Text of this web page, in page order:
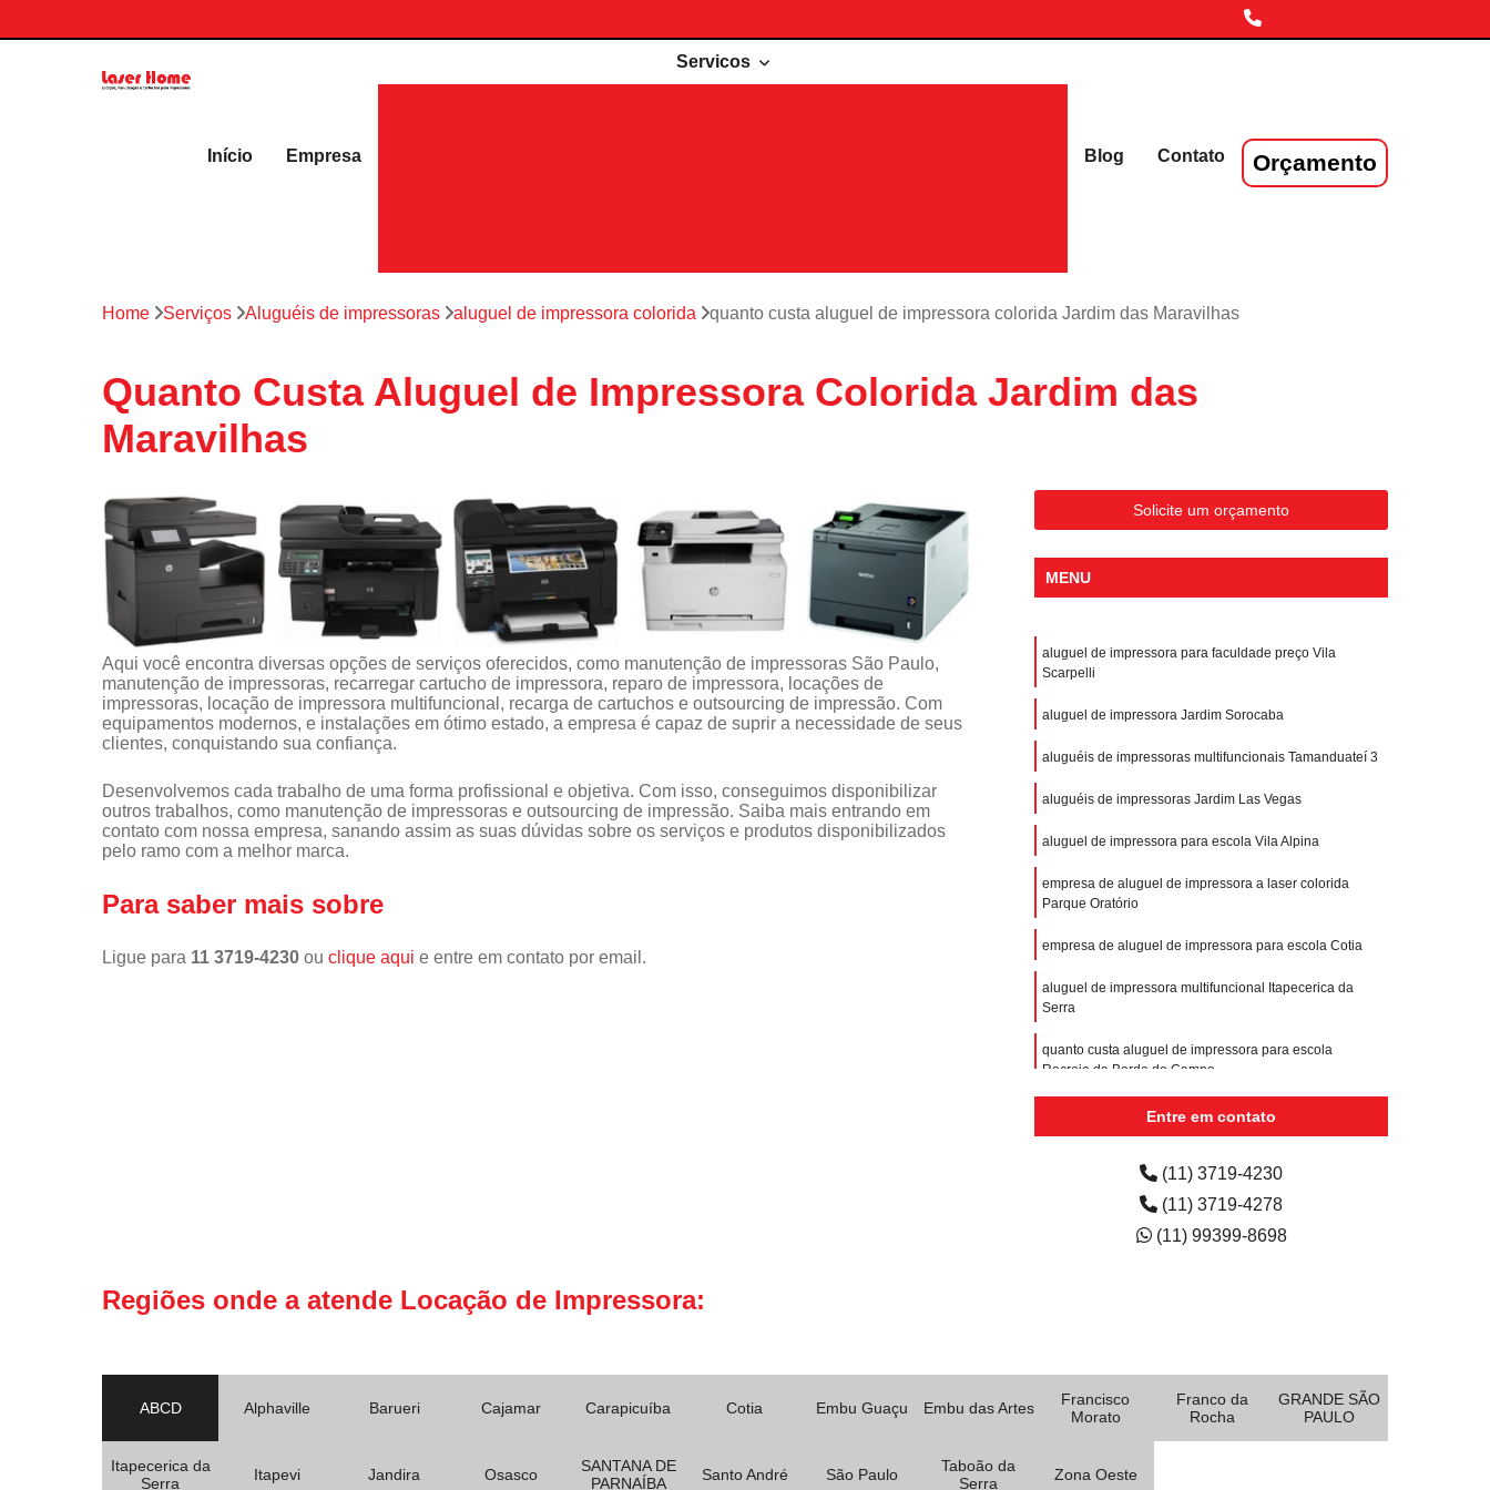
Início Empresa
Servicos
Blog Contato Orçamento
Home Serviços Aluguéis de impressoras aluguel de impressora colorida quanto custa aluguel de impressora colorida Jardim das Maravilhas
Quanto Custa Aluguel de Impressora Colorida Jardim das
Maravilhas
Aqui você encontra diversas opções de serviços oferecidos, como manutenção de impressoras São Paulo,
manutenção de impressoras, recarregar cartucho de impressora, reparo de impressora, locações de
impressoras, locação de impressora multifuncional, recarga de cartuchos e outsourcing de impressão. Com
equipamentos modernos, e instalações em ótimo estado, a empresa é capaz de suprir a necessidade de seus
clientes, conquistando sua confiança.
Desenvolvemos cada trabalho de uma forma profissional e objetiva. Com isso, conseguimos disponibilizar
outros trabalhos, como manutenção de impressoras e outsourcing de impressão. Saiba mais entrando em
contato com nossa empresa, sanando assim as suas dúvidas sobre os serviços e produtos disponibilizados
pelo ramo com a melhor marca.
Para saber mais sobre
Ligue para 11 3719-4230 ou clique aqui e entre em contato por email.
Solicite um orçamento
MENU
aluguel de impressora para faculdade preço Vila
Scarpelli
aluguel de impressora Jardim Sorocaba
aluguéis de impressoras multifuncionais Tamanduateí 3
aluguéis de impressoras Jardim Las Vegas
aluguel de impressora para escola Vila Alpina
empresa de aluguel de impressora a laser colorida
Parque Oratório
empresa de aluguel de impressora para escola Cotia
aluguel de impressora multifuncional Itapecerica da
Serra
quanto custa aluguel de impressora para escola
Recreio da Borda do Campo
quanto custa aluguel de impressora a laser colorida
Entre em contato
(11) 3719-4230
(11) 3719-4278
(11) 99399-8698
Regiões onde a atende Locação de Impressora:
ABCD Alphaville Barueri Cajamar Carapicuíba Cotia Embu Guaçu Embu das Artes
Francisco
Morato
Franco da
Rocha
GRANDE SÃO
PAULO
Itapecerica da
Serra
Itapevi Jandira Osasco
SANTANA DE
PARNAÍBA
Santo André São Paulo
Taboão da
Serra
Zona Oeste